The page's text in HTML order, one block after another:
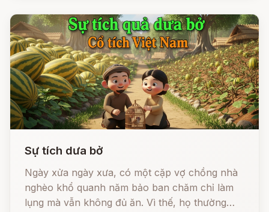
Sự tích dưa bở
Ngày xửa ngày xưa, có một cặp vợ chồng nhà
nghèo khổ quanh năm bảo ban chăm chỉ làm
lụng mà vẫn không đủ ăn. Vì thế, họ thường